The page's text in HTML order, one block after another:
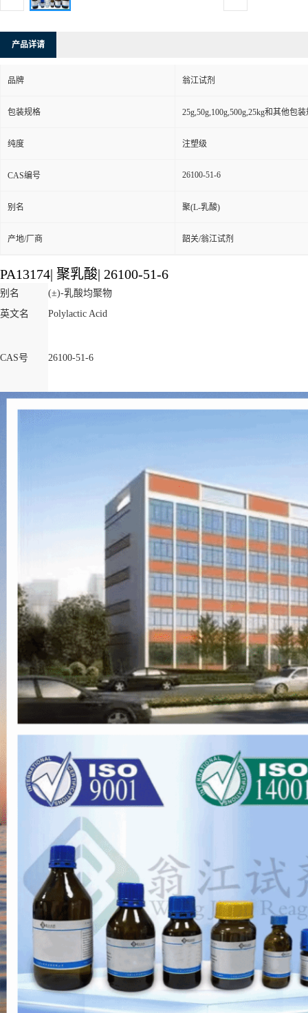
产品详请
品牌 翁江试剂
包装规格 25g,50g,100g,500g,25kg和其他包
纯度 注塑级
CAS编号 26100-51-6
别名 聚(L-乳酸)
产地/厂商 韶关/翁江试剂
PA13174| 聚乳酸| 26100-51-6
别名
(±)-乳酸均聚物
英文名
Polylactic Acid
CAS号 26100-51-6